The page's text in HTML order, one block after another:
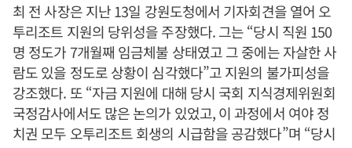
최 전 사장은 지난 13일 강원도청에서 기자회견을 열어 오
투리조트 지원의 당위성을 주장했다. 그는 “당시 직원 150
명 정도가 7개월째 임금체불 상태였고 그 중에는 자살한 사
람도 있을 정도로 상황이 심각했다”고 지원의 불가피성을
강조했다. 또 “자금 지원에 대해 당시 국회 지식경제위원회
국정감사에서도 많은 논의가 있었고, 이 과정에서 여야 정
치권 모두 오투리조트 회생의 시급함을 공감했다”며 “당시